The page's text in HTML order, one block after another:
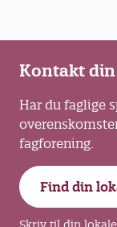
Kontakt
Har du faglige
fagforening.
Find din